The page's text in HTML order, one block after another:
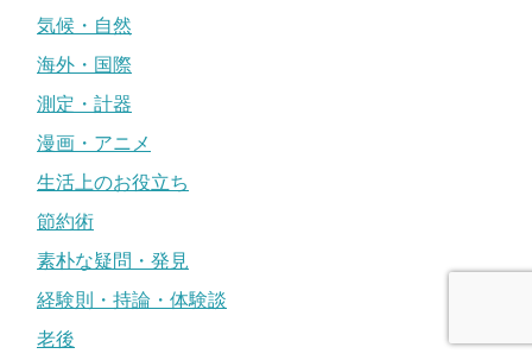
気候・自然
海外・国際
測定・計器
漫画・アニメ
生活上のお役立ち
節約術
素朴な疑問・発見
経験則・持論・体験談
老後